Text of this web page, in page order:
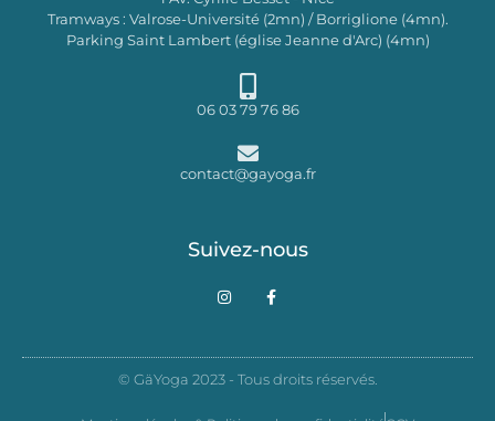
Tramways : Valrose-Université (2mn) / Borriglione (4mn).
Parking Saint Lambert (église Jeanne d'Arc) (4mn)
06 03 79 76 86
contact@gayoga.fr
Suivez-nous
I
n
r
F
a
o
© GäYoga 2023 - Tous droits réservés.